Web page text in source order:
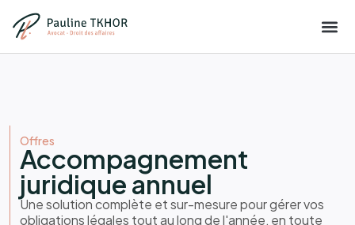
Offres
Accompagnement
juridique annuel
Une solution complète et sur-mesure pour gérer vos
obligations légales tout au long de l'année, en toute